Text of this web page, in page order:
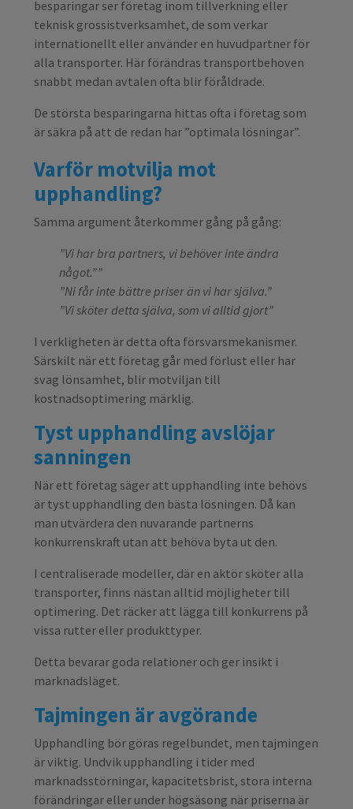
besparingar ser företag inom tillverkning eller
teknisk grossistverksamhet, de som verkar
internationellt eller använder en huvudpartner för
alla transporter. Här förändras transportbehoven
snabbt medan avtalen ofta blir föråldrade.
De största besparingarna hittas ofta i företag som
är säkra på att de redan har ”optimala lösningar”.
Varför motvilja mot
upphandling?
Samma argument återkommer gång på gång:
”Vi har bra partners, vi behöver inte ändra
något.””
”Ni får inte bättre priser än vi har själva.”
”Vi sköter detta själva, som vi alltid gjort”
I verkligheten är detta ofta försvarsmekanismer.
Särskilt när ett företag går med förlust eller har
svag lönsamhet, blir motviljan till
kostnadsoptimering märklig.
Tyst upphandling avslöjar
sanningen
När ett företag säger att upphandling inte behövs
är tyst upphandling den bästa lösningen. Då kan
man utvärdera den nuvarande partnerns
konkurrenskraft utan att behöva byta ut den.
I centraliserade modeller, där en aktör sköter alla
transporter, finns nästan alltid möjligheter till
optimering. Det räcker att lägga till konkurrens på
vissa rutter eller produkttyper.
Detta bevarar goda relationer och ger insikt i
marknadsläget.
Tajmingen är avgörande
Upphandling bör göras regelbundet, men tajmingen
är viktig. Undvik upphandling i tider med
marknadsstörningar, kapacitetsbrist, stora interna
förändringar eller under högsäsong när priserna är